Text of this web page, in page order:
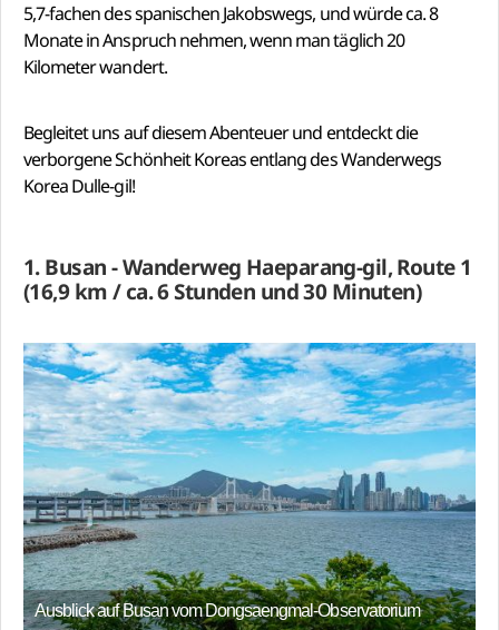
5,7-fachen des spanischen Jakobswegs, und würde ca. 8
Monate in Anspruch nehmen, wenn man täglich 20
Kilometer wandert.
Begleitet uns auf diesem Abenteuer und entdeckt die
verborgene Schönheit Koreas entlang des Wanderwegs
Korea Dulle-gil!
1. Busan - Wanderweg Haeparang-gil, Route 1
(16,9 km / ca. 6 Stunden und 30 Minuten)
Ausblick auf Busan vom Dongsaengmal-Observatorium